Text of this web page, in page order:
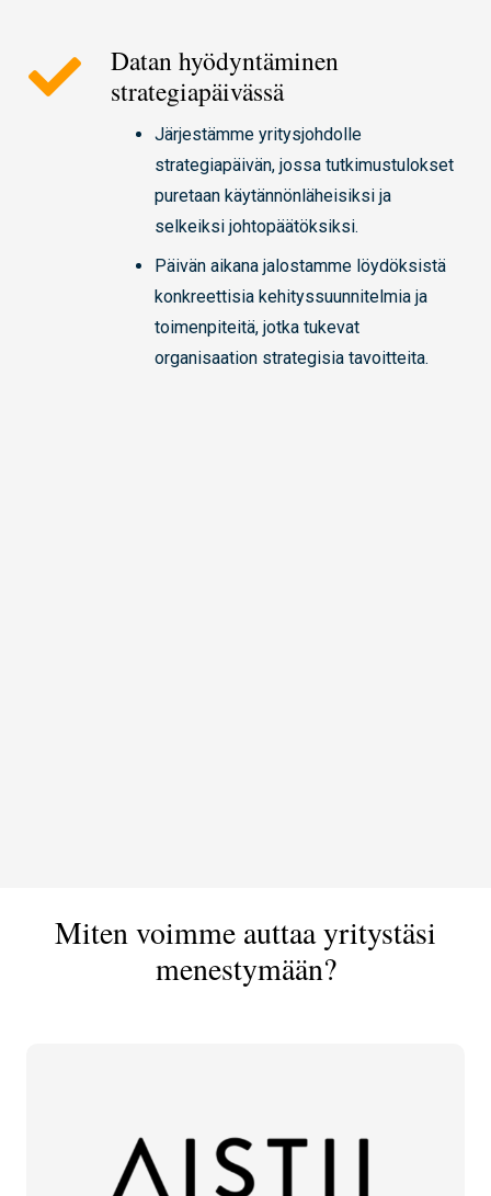
Datan hyödyntäminen
strategiapäivässä
Järjestämme yritysjohdolle
strategiapäivän, jossa tutkimustulokset
puretaan käytännönläheisiksi ja
selkeiksi johtopäätöksiksi.
Päivän aikana jalostamme löydöksistä
konkreettisia kehityssuunnitelmia ja
toimenpiteitä, jotka tukevat
organisaation strategisia tavoitteita.
Miten voimme auttaa yritystäsi
menestymään?